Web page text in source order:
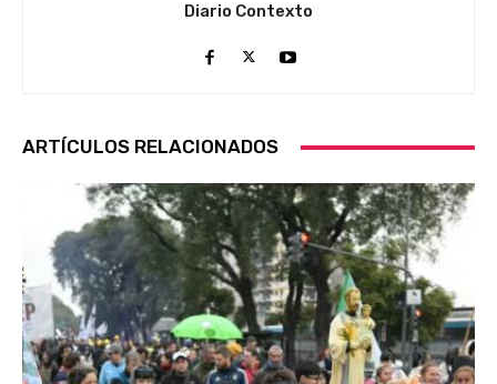
Diario Contexto
ARTÍCULOS RELACIONADOS